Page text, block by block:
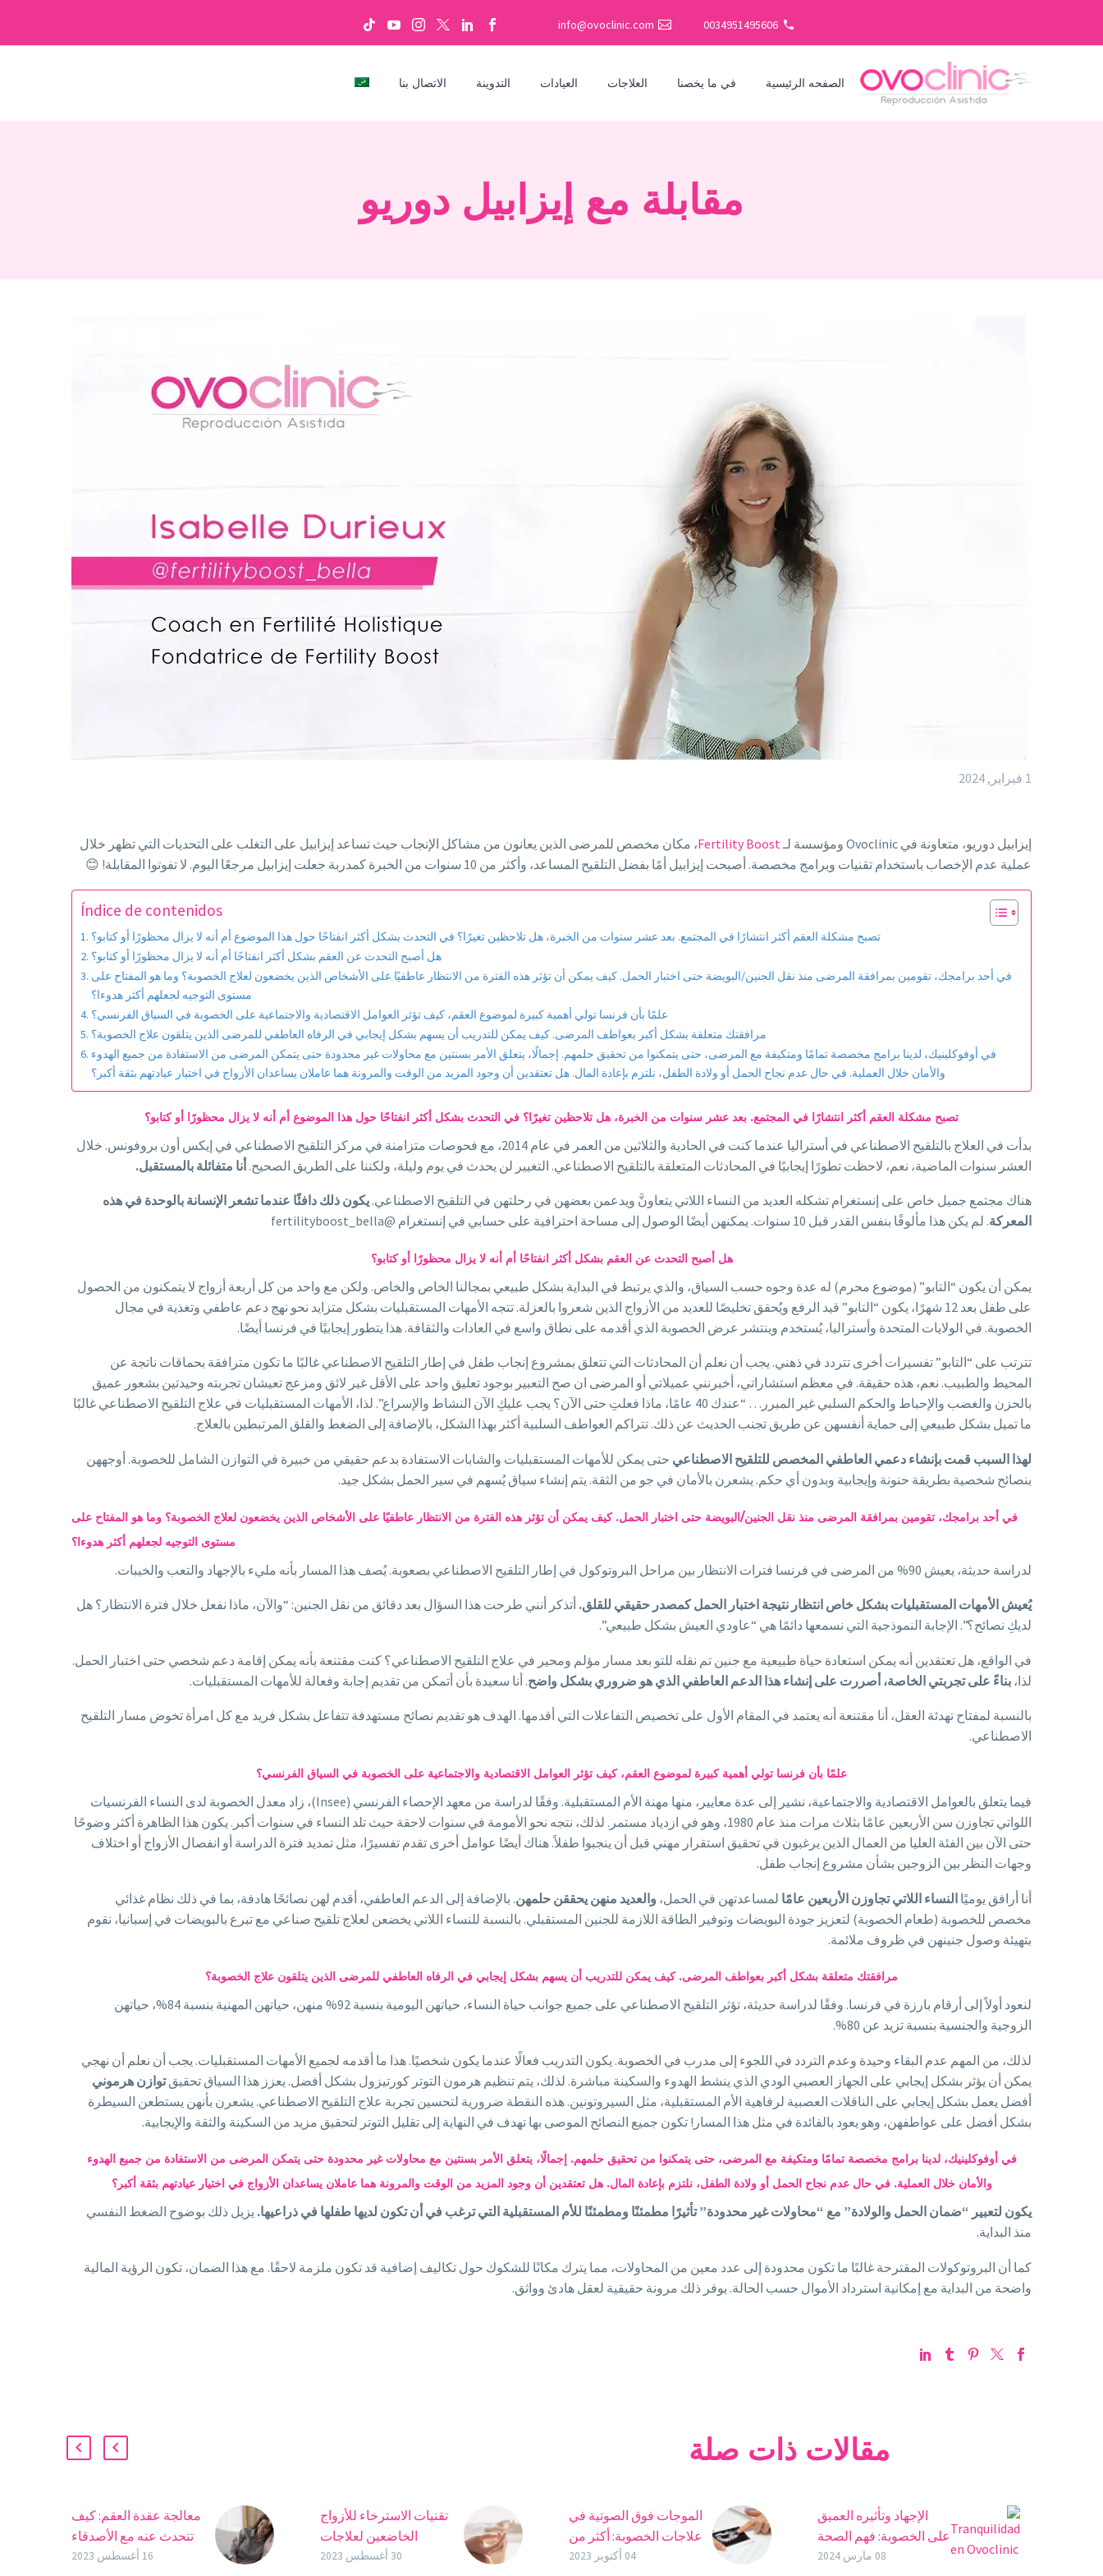
0034951495606
info@ovoclinic.com
الصفحه الرئيسية في ما يخصنا العلاجات العيادات التدوينة الاتصال بنا
مقابلة مع إيزابيل دوريو
1 فبراير, 2024
إيزابيل دوريو، متعاونة في Ovoclinic ومؤسسة لـ Fertility Boost، مكان مخصص للمرضى الذين يعانون من مشاكل الإنجاب حيث تساعد إيزابيل على التغلب على التحديات التي تظهر خلال
عملية عدم الإخصاب باستخدام تقنيات وبرامج مخصصة. أصبحت إيزابيل أمًا بفضل التلقيح المساعد، وأكثر من 10 سنوات من الخبرة كمدربة جعلت إيزابيل مرجعًا اليوم. لا تفوتوا المقابلة! 😊
Índice de contenidos
تصبح مشكلة العقم أكثر انتشارًا في المجتمع. بعد عشر سنوات من الخبرة، هل تلاحظين تغيرًا؟ في التحدث بشكل أكثر انفتاحًا حول هذا الموضوع أم أنه لا يزال محظورًا أو كتابو؟
هل أصبح التحدث عن العقم بشكل أكثر انفتاحًا أم أنه لا يزال محظورًا أو كتابو؟
في أحد برامجك، تقومين بمرافقة المرضى منذ نقل الجنين/البويضة حتى اختبار الحمل. كيف يمكن أن تؤثر هذه الفترة من الانتظار عاطفيًا على الأشخاص الذين يخضعون لعلاج الخصوبة؟ وما هو المفتاح على
مستوى التوجيه لجعلهم أكثر هدوءا؟
علمًا بأن فرنسا تولي أهمية كبيرة لموضوع العقم، كيف تؤثر العوامل الاقتصادية والاجتماعية على الخصوبة في السياق الفرنسي؟
مرافقتك متعلقة بشكل أكبر بعواطف المرضى. كيف يمكن للتدريب أن يسهم بشكل إيجابي في الرفاه العاطفي للمرضى الذين يتلقون علاج الخصوبة؟
في أوفوكلينيك، لدينا برامج مخصصة تمامًا ومتكيفة مع المرضى، حتى يتمكنوا من تحقيق حلمهم. إجمالًا، يتعلق الأمر بسنتين مع محاولات غير محدودة حتى يتمكن المرضى من الاستفادة من جميع الهدوء
والأمان خلال العملية. في حال عدم نجاح الحمل أو ولادة الطفل، نلتزم بإعادة المال. هل تعتقدين أن وجود المزيد من الوقت والمرونة هما عاملان يساعدان الأزواج في اختيار عيادتهم بثقة أكبر؟
تصبح مشكلة العقم أكثر انتشارًا في المجتمع. بعد عشر سنوات من الخبرة، هل تلاحظين تغيرًا؟ في التحدث بشكل أكثر انفتاحًا حول هذا الموضوع أم أنه لا يزال محظورًا أو كتابو؟
بدأت في العلاج بالتلقيح الاصطناعي في أستراليا عندما كنت في الحادية والثلاثين من العمر في عام 2014، مع فحوصات متزامنة في مركز التلقيح الاصطناعي في إيكس أون بروفونس. خلال
العشر سنوات الماضية، نعم، لاحظت تطورًا إيجابيًا في المحادثات المتعلقة بالتلقيح الاصطناعي. التغيير لن يحدث في يوم وليلة، ولكننا على الطريق الصحيح.أنا متفائلة بالمستقبل.
هناك مجتمع جميل خاص على إنستغرام تشكله العديد من النساء اللاتي يتعاونَّ ويدعمن بعضهن في رحلتهن في التلقيح الاصطناعي. يكون ذلك دافئًا عندما تشعر الإنسانة بالوحدة في هذه
المعركة. لم يكن هذا مألوفًا بنفس القدر قبل 10 سنوات. يمكنهن أيضًا الوصول إلى مساحة احترافية على حسابي في إنستغرام @fertilityboost_bella
هل أصبح التحدث عن العقم بشكل أكثر انفتاحًا أم أنه لا يزال محظورًا أو كتابو؟
يمكن أن يكون “التابو” (موضوع محرم) له عدة وجوه حسب السياق، والذي يرتبط في البداية بشكل طبيعي بمجالنا الخاص والخاص. ولكن مع واحد من كل أربعة أزواج لا يتمكنون من الحصول
على طفل بعد 12 شهرًا، يكون “التابو” قيد الرفع ويُحقق تخليصًا للعديد من الأزواج الذين شعروا بالعزلة. تتجه الأمهات المستقبليات بشكل متزايد نحو نهج دعم عاطفي وتغذية في مجال
الخصوبة. في الولايات المتحدة وأستراليا، يُستخدم وينتشر عرض الخصوبة الذي أقدمه على نطاق واسع في العادات والثقافة. هذا يتطور إيجابيًا في فرنسا أيضًا.
تترتب على “التابو” تفسيرات أخرى تتردد في ذهني. يجب أن نعلم أن المحادثات التي تتعلق بمشروع إنجاب طفل في إطار التلقيح الاصطناعي غالبًا ما تكون مترافقة بحماقات ناتجة عن
المحيط والطبيب. نعم، هذه حقيقة. في معظم استشاراتي، أخبرنني عميلاتي أو المرضى ان صح التعبير بوجود تعليق واحد على الأقل غير لائق ومزعج تعيشان تجربته وحيدتين بشعور عميق
بالحزن والغضب والإحباط والحكم السلبي غير المبرر… “عندك 40 عامًا، ماذا فعلتِ حتى الآن؟ يجب عليكِ الآن النشاط والإسراع”. لذا، الأمهات المستقبليات في علاج التلقيح الاصطناعي غالبًا
ما تميل بشكل طبيعي إلى حماية أنفسهن عن طريق تجنب الحديث عن ذلك. تتراكم العواطف السلبية أكثر بهذا الشكل، بالإضافة إلى الضغط والقلق المرتبطين بالعلاج.
لهذا السبب قمت بإنشاء دعمي العاطفي المخصص للتلقيح الاصطناعي حتى يمكن للأمهات المستقبليات والشابات الاستفادة بدعم حقيقي من خبيرة في التوازن الشامل للخصوبة. أوجههن
بنصائح شخصية بطريقة حنونة وإيجابية وبدون أي حكم. يشعرن بالأمان في جو من الثقة. يتم إنشاء سياق يُسهم في سير الحمل بشكل جيد.
في أحد برامجك، تقومين بمرافقة المرضى منذ نقل الجنين/البويضة حتى اختبار الحمل. كيف يمكن أن تؤثر هذه الفترة من الانتظار عاطفيًا على الأشخاص الذين يخضعون لعلاج الخصوبة؟ وما هو المفتاح على
مستوى التوجيه لجعلهم أكثر هدوءا؟
لدراسة حديثة، يعيش 90% من المرضى في فرنسا فترات الانتظار بين مراحل البروتوكول في إطار التلقيح الاصطناعي بصعوبة. يُصف هذا المسار بأنه مليء بالإجهاد والتعب والخيبات.
يُعيش الأمهات المستقبليات بشكل خاص انتظار نتيجة اختبار الحمل كمصدر حقيقي للقلق. أتذكر أنني طرحت هذا السؤال بعد دقائق من نقل الجنين: “والآن، ماذا نفعل خلال فترة الانتظار؟ هل
لديكِ نصائح؟”. الإجابة النموذجية التي نسمعها دائمًا هي “عاودي العيش بشكل طبيعي”.
في الواقع، هل تعتقدين أنه يمكن استعادة حياة طبيعية مع جنين تم نقله للتو بعد مسار مؤلم ومحير في علاج التلقيح الاصطناعي؟ كنت مقتنعة بأنه يمكن إقامة دعم شخصي حتى اختبار الحمل.
لذا، بناءً على تجربتي الخاصة، أصررت على إنشاء هذا الدعم العاطفي الذي هو ضروري بشكل واضح. أنا سعيدة بأن أتمكن من تقديم إجابة وفعالة للأمهات المستقبليات.
بالنسبة لمفتاح تهدئة العقل، أنا مقتنعة أنه يعتمد في المقام الأول على تخصيص التفاعلات التي أقدمها. الهدف هو تقديم نصائح مستهدفة تتفاعل بشكل فريد مع كل امرأة تخوض مسار التلقيح
الاصطناعي.
علمًا بأن فرنسا تولي أهمية كبيرة لموضوع العقم، كيف تؤثر العوامل الاقتصادية والاجتماعية على الخصوبة في السياق الفرنسي؟
فيما يتعلق بالعوامل الاقتصادية والاجتماعية، نشير إلى عدة معايير، منها مهنة الأم المستقبلية. وفقًا لدراسة من معهد الإحصاء الفرنسي (Insee)، زاد معدل الخصوبة لدى النساء الفرنسيات
اللواتي تجاوزن سن الأربعين عامًا بثلاث مرات منذ عام 1980، وهو في ازدياد مستمر. لذلك، نتجه نحو الأمومة في سنوات لاحقة حيث تلد النساء في سنوات أكبر. يكون هذا الظاهرة أكثر وضوحًا
حتى الآن بين الفئة العليا من العمال الذين يرغبون في تحقيق استقرار مهني قبل أن ينجبوا طفلاً. هناك أيضًا عوامل أخرى تقدم تفسيرًا، مثل تمديد فترة الدراسة أو انفصال الأزواج أو اختلاف
وجهات النظر بين الزوجين بشأن مشروع إنجاب طفل.
أنا أرافق يوميًا النساء اللاتي تجاوزن الأربعين عامًا لمساعدتهن في الحمل، والعديد منهن يحققن حلمهن. بالإضافة إلى الدعم العاطفي، أقدم لهن نصائحًا هادفة، بما في ذلك نظام غذائي
مخصص للخصوبة (طعام الخصوبة) لتعزيز جودة البويضات وتوفير الطاقة اللازمة للجنين المستقبلي. بالنسبة للنساء اللاتي يخضعن لعلاج تلقيح صناعي مع تبرع بالبويضات في إسبانيا، نقوم
بتهيئة وصول جنينهن في ظروف ملائمة.
مرافقتك متعلقة بشكل أكبر بعواطف المرضى. كيف يمكن للتدريب أن يسهم بشكل إيجابي في الرفاه العاطفي للمرضى الذين يتلقون علاج الخصوبة؟
لنعود أولاً إلى أرقام بارزة في فرنسا. وفقًا لدراسة حديثة، تؤثر التلقيح الاصطناعي على جميع جوانب حياة النساء، حياتهن اليومية بنسبة 92% منهن، حياتهن المهنية بنسبة 84%، حياتهن
الزوجية والجنسية بنسبة تزيد عن 80%.
لذلك، من المهم عدم البقاء وحيدة وعدم التردد في اللجوء إلى مدرب في الخصوبة. يكون التدريب فعالًا عندما يكون شخصيًا. هذا ما أقدمه لجميع الأمهات المستقبليات. يجب أن نعلم أن نهجي
يمكن أن يؤثر بشكل إيجابي على الجهاز العصبي الودي الذي ينشط الهدوء والسكينة مباشرة. لذلك، يتم تنظيم هرمون التوتر كورتيزول بشكل أفضل. يعزز هذا السياق تحقيقتوازن هرموني
أفضل يعمل بشكل إيجابي على الناقلات العصبية لرفاهية الأم المستقبلية، مثل السيروتونين. هذه النقطة ضرورية لتحسين تجربة علاج التلقيح الاصطناعي. يشعرن بأنهن يستطعن السيطرة
بشكل أفضل على عواطفهن، وهو يعود بالفائدة في مثل هذا المسار! تكون جميع النصائح الموصى بها تهدف في النهاية إلى تقليل التوتر لتحقيق مزيد من السكينة والثقة والإيجابية.
في أوفوكلينيك، لدينا برامج مخصصة تمامًا ومتكيفة مع المرضى، حتى يتمكنوا من تحقيق حلمهم. إجمالًا، يتعلق الأمر بسنتين مع محاولات غير محدودة حتى يتمكن المرضى من الاستفادة من جميع الهدوء
والأمان خلال العملية. في حال عدم نجاح الحمل أو ولادة الطفل، نلتزم بإعادة المال. هل تعتقدين أن وجود المزيد من الوقت والمرونة هما عاملان يساعدان الأزواج في اختيار عيادتهم بثقة أكبر؟
يكون لتعبير “ضمان الحمل والولادة” مع “محاولات غير محدودة” تأثيرًا مطمئنًا ومطمئنًا للأم المستقبلية التي ترغب في أن تكون لديها طفلها في ذراعيها. يزيل ذلك بوضوح الضغط النفسي
منذ البداية.
كما أن البروتوكولات المقترحة غالبًا ما تكون محدودة إلى عدد معين من المحاولات، مما يترك مكانًا للشكوك حول تكاليف إضافية قد تكون ملزمة لاحقًا. مع هذا الضمان، تكون الرؤية المالية
واضحة من البداية مع إمكانية استرداد الأموال حسب الحالة. يوفر ذلك مرونة حقيقية لعقل هادئ وواثق.
مقالات ذات صلة
معالجة عقدة العقم: كيف
تتحدث عنه مع الأصدقاء
والعائلة
16 أغسطس 2023
تقنيات الاسترخاء للأزواج
الخاضعين لعلاجات
الخصوبة
30 أغسطس 2023
الموجات فوق الصوتية في
علاجات الخصوبة: أكثر من
مجرد صور 04 أكتوبر 2023
الإجهاد وتأثيره العميق
على الخصوبة: فهم الصحة
الإنجابية وإدارتها والحفاظ
08 مارس 2024